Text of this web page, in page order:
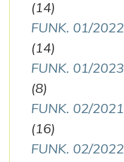
(14)
FUNK. 01/2022
(14)
FUNK. 01/2023
(8)
FUNK. 02/2021
(16)
FUNK. 02/2022